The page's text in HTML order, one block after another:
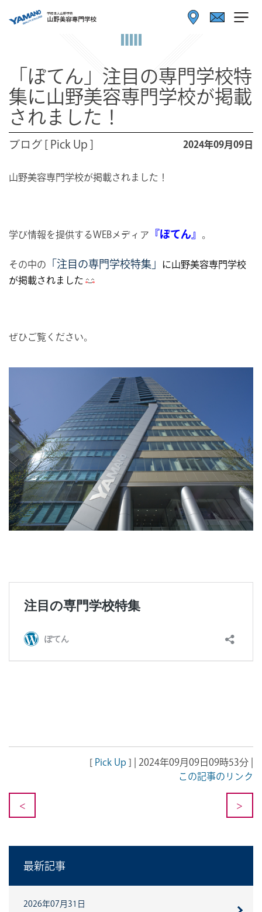
「ぽてん」注目の専門学校特
集に山野美容専門学校が掲載
されました！
ブログ [ Pick Up ] 2024年09月09日
山野美容専門学校が掲載されました！
学び情報を提供するWEBメディア 『ぽてん』 。
その中の 「注目の専門学校特集」
に山野美容専門学校
が掲載されました
ぜひご覧ください。
[ Pick Up ] | 2024年09月09日09時53分 |
この記事のリンク
< >
最新記事
2026年07月31日